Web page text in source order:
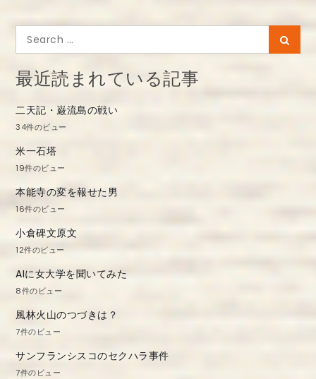
ゲ
ー
シ
ョ
ン
Search
for:
最近読まれている記事
二天記・巌流島の戦い
34件のビュー
米一石塔
19件のビュー
本能寺の変を報せた男
16件のビュー
小倉碑文原文
12件のビュー
AIに女大学を聞いてみた
8件のビュー
風林火山のつづきは？
7件のビュー
サンフランシスコのセクハラ事件
7件のビュー